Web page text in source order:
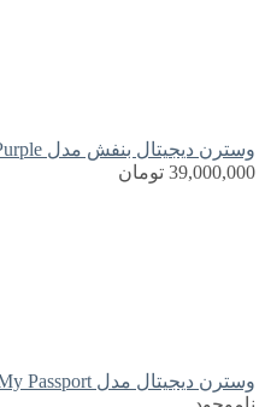
وسترن دیجیتال بنفش مدل Purple...
39,000,000 تومان
وسترن دیجیتال مدل My Passport...